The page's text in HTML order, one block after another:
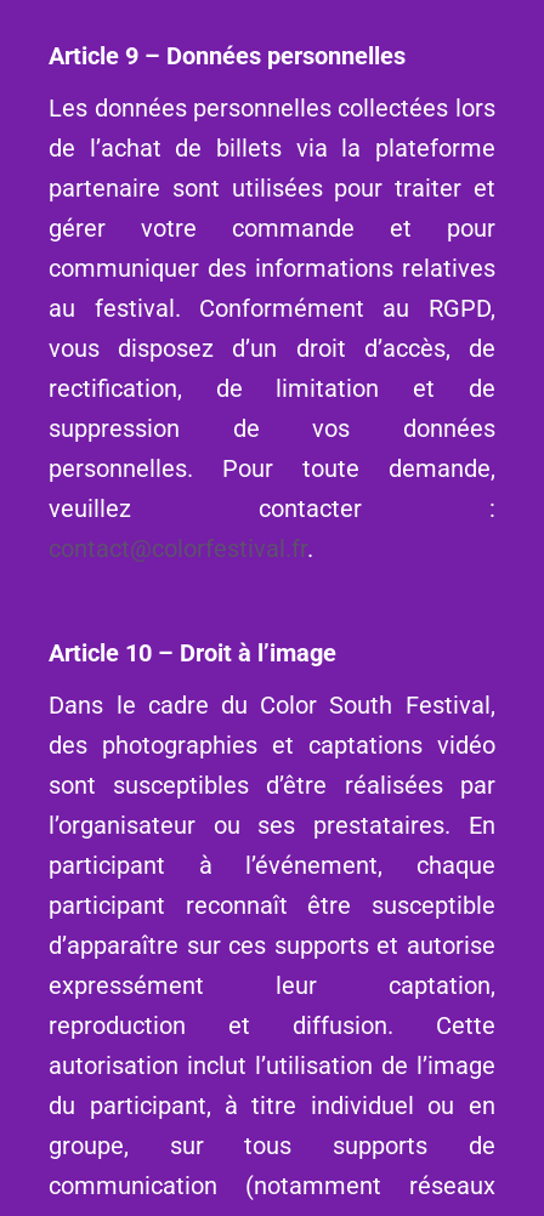
Article 9 – Données personnelles
Les données personnelles collectées lors
de l’achat de billets via la plateforme
partenaire sont utilisées pour traiter et
gérer votre commande et pour
communiquer des informations relatives
au festival. Conformément au RGPD,
vous disposez d’un droit d’accès, de
rectification, de limitation et de
suppression de vos données
personnelles. Pour toute demande,
veuillez contacter :
contact@colorfestival.fr.
Article 10 – Droit à l’image
Dans le cadre du Color South Festival,
des photographies et captations vidéo
sont susceptibles d’être réalisées par
l’organisateur ou ses prestataires. En
participant à l’événement, chaque
participant reconnaît être susceptible
d’apparaître sur ces supports et autorise
expressément leur captation,
reproduction et diffusion. Cette
autorisation inclut l’utilisation de l’image
du participant, à titre individuel ou en
groupe, sur tous supports de
communication (notamment réseaux